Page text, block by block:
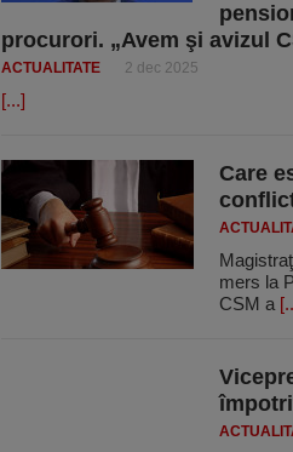
procurori. „Avem şi avizul
ACTUALITATE 2 dec 2025
[...]
Care
mers la
CSM a